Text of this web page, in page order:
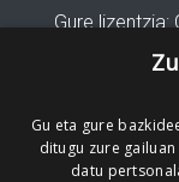
Gure lizentzia:
Gu eta gure
ditugu zure
datu